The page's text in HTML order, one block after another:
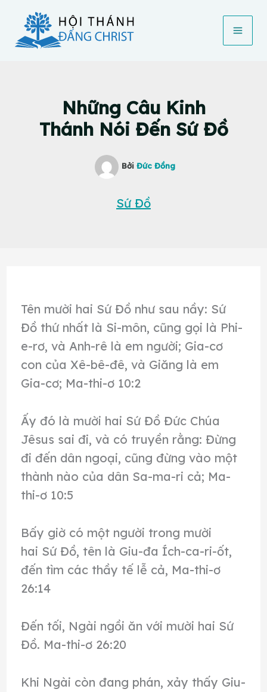
nội
Những Câu Kinh
Thánh Nói Đến Sứ Đồ
Bởi Đức Đồng
Sứ Đồ
Tên mười hai Sứ Đồ như sau nầy: Sứ
Đồ thứ nhất là Si-môn, cũng gọi là Phi-
e-rơ, và Anh-rê là em người; Gia-cơ
con của Xê-bê-đê, và Giăng là em
Gia-cơ; Ma-thi-ơ 10:2
Ấy đó là mười hai Sứ Đồ Đức Chúa
Jêsus sai đi, và có truyền rằng: Đừng
đi đến dân ngoại, cũng đừng vào một
thành nào của dân Sa-ma-ri cả; Ma-
thi-ơ 10:5
Bấy giờ có một người trong mười
hai Sứ Đồ, tên là Giu-đa Ích-ca-ri-ốt,
đến tìm các thầy tế lễ cả, Ma-thi-ơ
26:14
Đến tối, Ngài ngồi ăn với mười hai Sứ
Đồ. Ma-thi-ơ 26:20
Khi Ngài còn đang phán, xảy thấy Giu-